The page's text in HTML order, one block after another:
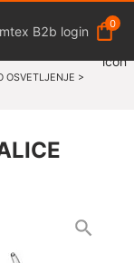
0
OSVETLJENJE >